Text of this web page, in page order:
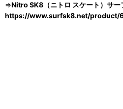
⇒Nitro SK8（ニトロ スケート）サ
https://www.surfsk8.net/product/